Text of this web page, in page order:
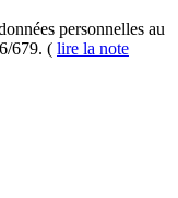
personnelles au
679. ( lire la note